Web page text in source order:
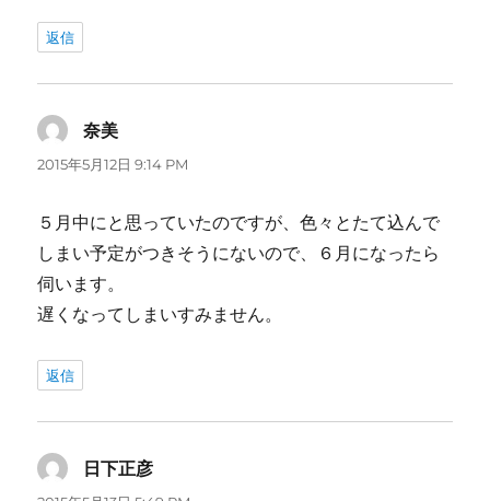
返信
奈美
り:
2015年5月12日 9:14 PM
５月中にと思っていたのですが、色々とたて込んで
しまい予定がつきそうにないので、６月になったら
伺います。
遅くなってしまいすみません。
返信
日下正彦